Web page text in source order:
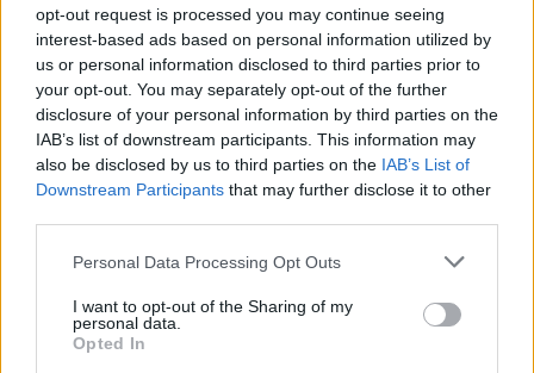
opt-out request is processed you may continue seeing
interest-based ads based on personal information utilized by
us or personal information disclosed to third parties prior to
your opt-out. You may separately opt-out of the further
disclosure of your personal information by third parties on the
IAB’s list of downstream participants. This information may
also be disclosed by us to third parties on the IAB’s List of
Downstream Participants that may further disclose it to other
Personal Data Processing Opt Outs
I want to opt-out of the Sharing of my
personal data.
Opted In